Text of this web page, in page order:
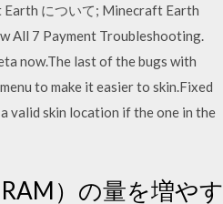
について; Minecraft Earth
All 7 Payment Troubleshooting.
now.The last of the bugs with
to make it easier to skin.Fixed
valid skin location if the one in the
）の量を増やす